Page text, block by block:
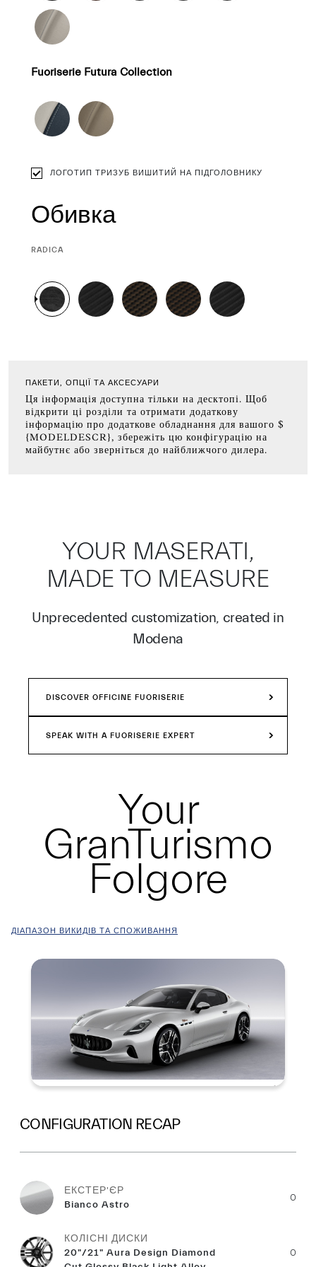
Fuoriserie Futura Collection
ЛОГОТИП ТРИЗУБ ВИШИТИЙ НА ПІДГОЛОВНИКУ
Обивка
CURRENT
RADICA
ПАКЕТИ, ОПЦІЇ ТА АКСЕСУАРИ
Ця інформація доступна тільки на десктопі. Щоб
відкрити ці розділи та отримати додаткову
інформацію про додаткове обладнання для вашого $
{MODELDESCR}, збережіть цю конфігурацію на
майбутнє або зверніться до найближчого дилера.
YOUR MASERATI,
MADE TO MEASURE
Unprecedented customization, created in
Modena
DISCOVER OFFICINE FUORISERIE
SPEAK WITH A FUORISERIE EXPERT
Your
GranTurismo
Folgore
ДІАПАЗОН ВИКИДІВ ТА СПОЖИВАННЯ
Summary
CONFIGURATION RECAP
ЕКСТЕР'ЄР
Bianco Astro
0
КОЛІСНІ ДИСКИ
20"/21" Aura Design Diamond
0